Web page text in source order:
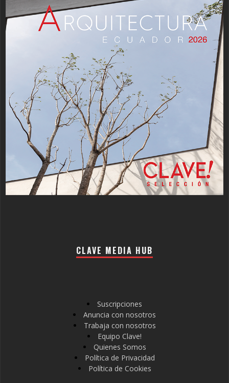
CLAVE MEDIA HUB
Suscripciones
Anuncia con nosotros
Trabaja con nosotros
Equipo Clave!
Quienes Somos
Política de Privacidad
Política de Cookies